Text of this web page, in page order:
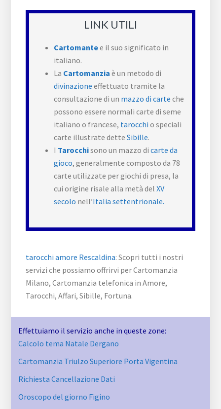
LINK UTILI
Cartomantee il suo significato in
italiano.
La Cartomanzia è un metodo di
divinazione effettuato tramite la
consultazione di un mazzo di carte che
possono essere normali carte di seme
italiano o francese, tarocchi o speciali
carte illustrate detteSibille.
I Tarocchisono un mazzo dicarte da
gioco, generalmente composto da 78
carte utilizzate per giochi di presa, la
cui origine risale alla metà delXV
secolo nell’Italia settentrionale.
tarocchi amore Rescaldina: Scopri tutti i nostri
servizi che possiamo offrirvi per Cartomanzia
Milano, Cartomanzia telefonica in Amore,
Tarocchi, Affari, Sibille, Fortuna.
Effettuiamo il servizio anche in queste zone:
Calcolo tema Natale Dergano
Cartomanzia Triulzo Superiore Porta Vigentina
Richiesta Cancellazione Dati
Oroscopo del giorno Figino